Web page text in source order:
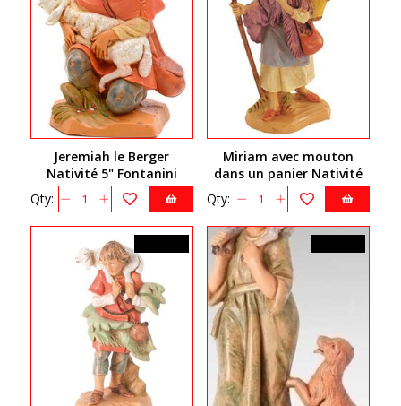
Jeremiah le Berger
Nativité 5" Fontanini
52587
Qty:
Miriam avec mouton
dans un panier Nativité
5'' Fontanini 72572
Qty: